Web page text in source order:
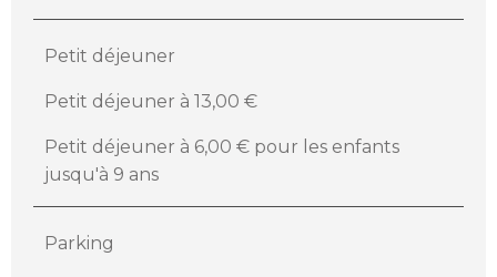
Petit déjeuner
Petit déjeuner à 13,00 €
Petit déjeuner à 6,00 € pour les enfants
jusqu'à 9 ans
Parking